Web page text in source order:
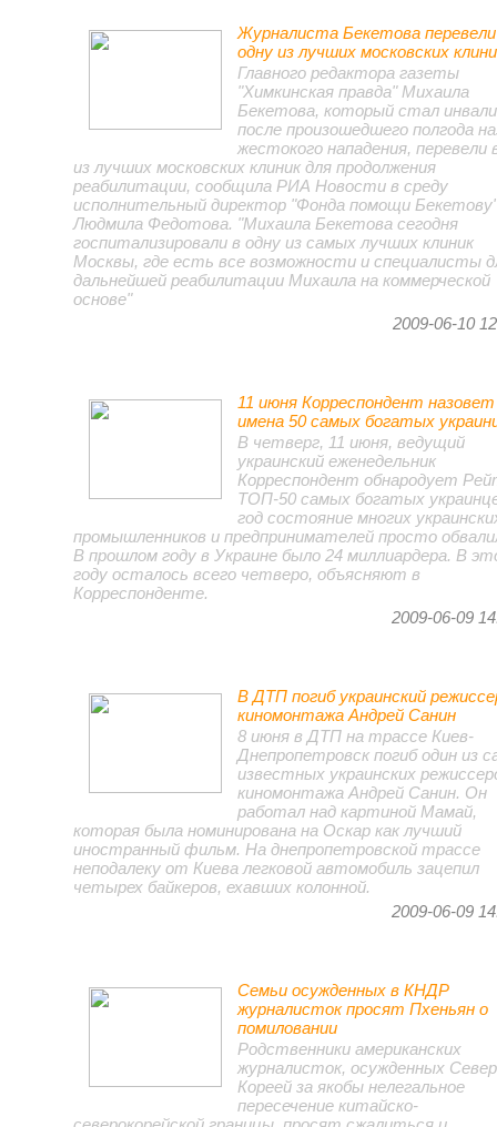
Журналиста Бекетова
одну из лучших московских
Главного редактора газеты
"Химкинская правда" Михаила
Бекетова, который стал
после произошедшего полгода
жестокого нападения, перевели
из лучших московских клиник для продолжения
реабилитации, сообщила РИА Новости в среду
исполнительный директор "Фонда помощи Бекетову"
Людмила Федотова. "Михаила Бекетова сегодня
госпитализировали в одну из самых лучших клиник
Москвы, где есть все возможности и специалисты
дальнейшей реабилитации Михаила на коммерческой
основе"
2009-06-10
11 июня Корреспондент назовет
имена 50 самых богатых
В четверг, 11 июня, ведущий
украинский еженедельник
Корреспондент обнародует
ТОП-50 самых богатых
год состояние многих
промышленников и предпринимателей просто
В прошлом году в Украине было 24 миллиардера. В
году осталось всего четверо, объясняют в
Корреспонденте.
2009-06-09
В ДТП погиб украинский
киномонтажа Андрей Санин
8 июня в ДТП на трассе Киев-
Днепропетровск погиб один из
известных украинских
киномонтажа Андрей Санин. Он
работал над картиной Мамай,
которая была номинирована на Оскар как лучший
иностранный фильм. На днепропетровской трассе
неподалеку от Киева легковой автомобиль зацепил
четырех байкеров, ехавших колонной.
2009-06-09
Семьи осужденных в КНДР
журналисток просят Пхеньян о
помиловании
Родственники американских
журналисток, осужденных
Кореей за якобы нелегальное
пересечение китайско-